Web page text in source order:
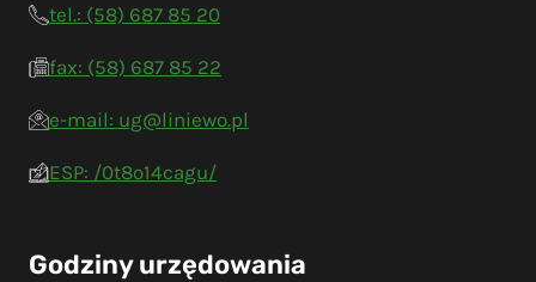
tel.: (58) 687 85 20
fax: (58) 687 85 22
e-mail: ug@liniewo.pl
ESP: /0t8o14cagu/
Godziny urzędowania